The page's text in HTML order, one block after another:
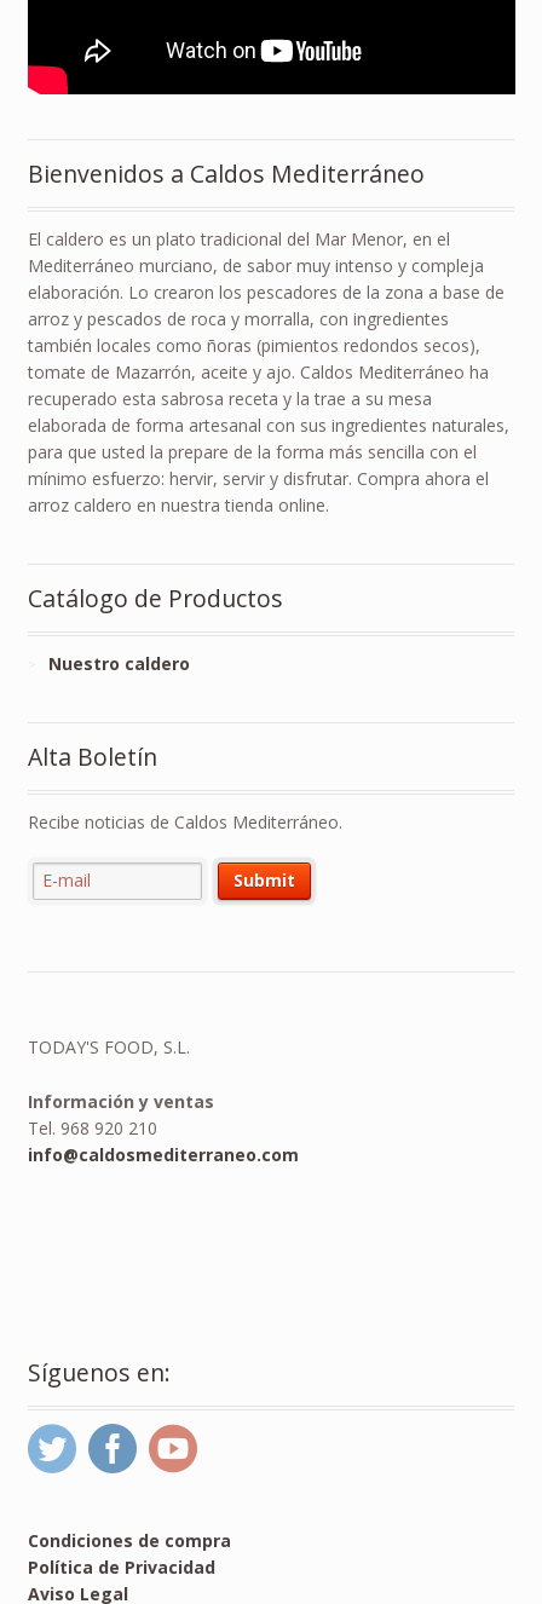
Bienvenidos a Caldos Mediterráneo
El caldero es un plato tradicional del Mar Menor, en el
Mediterráneo murciano, de sabor muy intenso y compleja
elaboración. Lo crearon los pescadores de la zona a base de
arroz y pescados de roca y morralla, con ingredientes
también locales como ñoras (pimientos redondos secos),
tomate de Mazarrón, aceite y ajo. Caldos Mediterráneo ha
recuperado esta sabrosa receta y la trae a su mesa
elaborada de forma artesanal con sus ingredientes naturales,
para que usted la prepare de la forma más sencilla con el
mínimo esfuerzo: hervir, servir y disfrutar. Compra ahora el
arroz caldero en nuestra tienda online.
Catálogo de Productos
Nuestro caldero
Alta Boletín
Recibe noticias de Caldos Mediterráneo.
TODAY'S FOOD, S.L.
Información y ventas
Tel. 968 920 210
info@caldosmediterraneo.com
Síguenos en:
Condiciones de compra
Política de Privacidad
Aviso Legal